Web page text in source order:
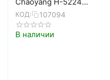
700X45C (47-622) 60TPI
2C-MTB
КОД: 107094
В наличии